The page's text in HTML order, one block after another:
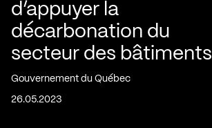
d’appuyer la
décarbonation du
secteur des bâtiments
Gouvernement du Québec
26.05.2023